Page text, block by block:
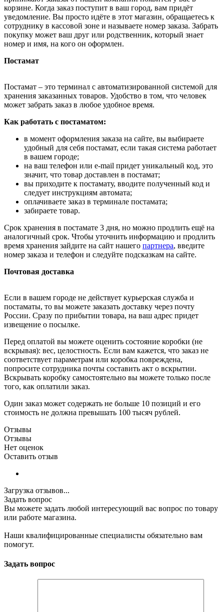
корзине. Когда заказ поступит в ваш город, вам придёт
уведомление. Вы просто идёте в этот магазин, обращаетесь к
сотруднику в кассовой зоне и называете номер заказа. Забрать
покупку может ваш друг или родственник, который знает
номер и имя, на кого он оформлен.
Постамат
Постамат – это терминал с автоматизированной системой для
хранения заказанных товаров. Удобство в том, что человек
может забрать заказ в любое удобное время.
Как работать с постаматом:
в момент оформления заказа на сайте, вы выбираете
удобный для себя постамат, если такая система работает
в вашем городе;
на ваш телефон или e-mail придет уникальный код, это
значит, что товар доставлен в постамат;
вы приходите к постамату, вводите полученный код и
следует инструкциям автомата;
оплачиваете заказ в терминале постамата;
забираете товар.
Срок хранения в постамате 3 дня, но можно продлить ещё на
аналогичный срок. Чтобы уточнить информацию и продлить
время хранения зайдите на сайт нашего партнера, введите
номер заказа и телефон и следуйте подсказкам на сайте.
Почтовая доставка
Если в вашем городе не действует курьерская служба и
постаматы, то вы можете заказать доставку через почту
России. Сразу по прибытии товара, на ваш адрес придет
извещение о посылке.
Перед оплатой вы можете оценить состояние коробки (не
вскрывая): вес, целостность. Если вам кажется, что заказ не
соответствует параметрам или коробка повреждена,
попросите сотрудника почты составить акт о вскрытии.
Вскрывать коробку самостоятельно вы можете только после
того, как оплатили заказ.
Один заказ может содержать не больше 10 позиций и его
стоимость не должна превышать 100 тысяч рублей.
Отзывы
Отзывы
Нет оценок
Оставить отзыв
Загрузка отзывов...
Задать вопрос
Вы можете задать любой интересующий вас вопрос по товару
или работе магазина.
Наши квалифицированные специалисты обязательно вам
помогут.
Задать вопрос